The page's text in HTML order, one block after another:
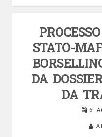
STATO-
DA
DA
6